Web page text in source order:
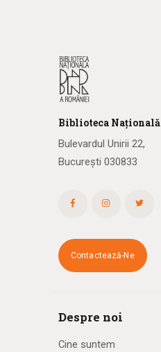
Biblioteca Națională
Bulevardul Unirii 22,
București 030833
Contactează-Ne
Despre noi
Cine suntem